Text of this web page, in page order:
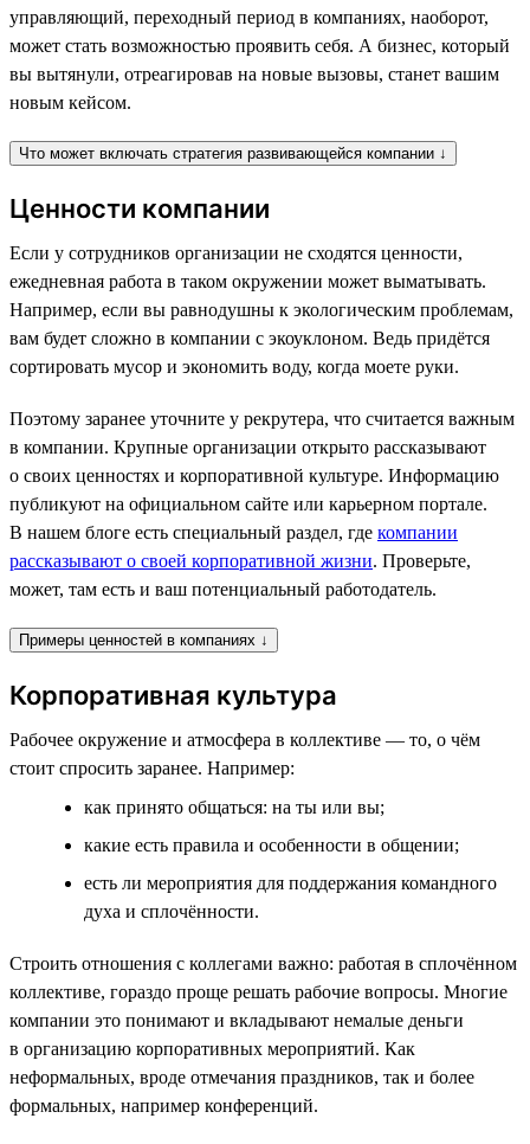
управляющий, переходный период в компаниях, наоборот,
может стать возможностью проявить себя. А бизнес, который
вы вытянули, отреагировав на новые вызовы, станет вашим
новым кейсом.
Что может включать стратегия развивающейся компании ↓
Ценности компании
Если у сотрудников организации не сходятся ценности,
ежедневная работа в таком окружении может выматывать.
Например, если вы равнодушны к экологическим проблемам,
вам будет сложно в компании с экоуклоном. Ведь придётся
сортировать мусор и экономить воду, когда моете руки.
Поэтому заранее уточните у рекрутера, что считается важным
в компании. Крупные организации открыто рассказывают
о своих ценностях и корпоративной культуре. Информацию
публикуют на официальном сайте или карьерном портале.
В нашем блоге есть специальный раздел, где компании
рассказывают о своей корпоративной жизни. Проверьте,
может, там есть и ваш потенциальный работодатель.
Примеры ценностей в компаниях ↓
Корпоративная культура
Рабочее окружение и атмосфера в коллективе — то, о чём
стоит спросить заранее. Например:
как принято общаться: на ты или вы;
какие есть правила и особенности в общении;
есть ли мероприятия для поддержания командного
духа и сплочённости.
Строить отношения с коллегами важно: работая в сплочённом
коллективе, гораздо проще решать рабочие вопросы. Многие
компании это понимают и вкладывают немалые деньги
в организацию корпоративных мероприятий. Как
неформальных, вроде отмечания праздников, так и более
формальных, например конференций.